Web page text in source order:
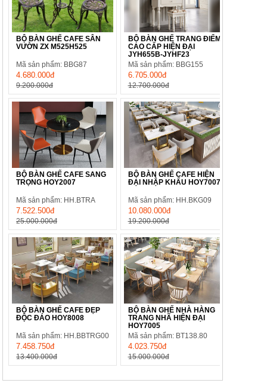
BỘ BÀN GHẾ CAFE SÂN
VƯỜN ZX M525H525
Mã sản phẩm: BBG87
4.680.000đ
9.200.000đ
BỘ BÀN GHẾ TRANG ĐIỂM
CAO CẤP HIỆN ĐẠI
JYH655B-JYHF23
Mã sản phẩm: BBG155
6.705.000đ
12.700.000đ
BỘ BÀN GHẾ CAFE SANG
TRỌNG HOY2007
Mã sản phẩm: HH.BTRA
7.522.500đ
25.000.000đ
BỘ BÀN GHẾ CAFE HIỆN
ĐẠI NHẬP KHẨU HOY7007
Mã sản phẩm: HH.BKG09
10.080.000đ
19.200.000đ
BỘ BÀN GHẾ CAFE ĐẸP
ĐỘC ĐÁO HOY8008
Mã sản phẩm: HH.BBTRG00
7.458.750đ
13.400.000đ
BỘ BÀN GHẾ NHÀ HÀNG
TRANG NHÃ HIỆN ĐẠI
HOY7005
Mã sản phẩm: BT138.80
4.023.750đ
15.000.000đ